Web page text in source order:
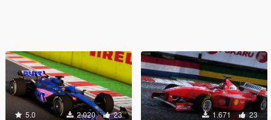
5.0 2.020 23 1.671 23